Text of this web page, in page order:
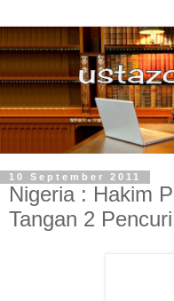
10 September 2011
Nigeria : Hakim
Tangan 2 Pencuri